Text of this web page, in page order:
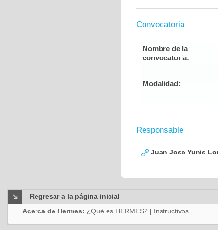
Convocatoria
Nombre de la
convocatoria:
Modalidad:
Responsable
Juan Jose Yunis
Regresar a la página inicial
Acerca de Hermes: ¿Qué es HERMES? | Instructivos